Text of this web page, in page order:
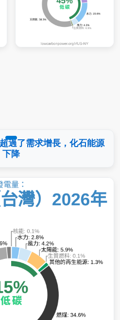
過了需求增長，化石能源
下降